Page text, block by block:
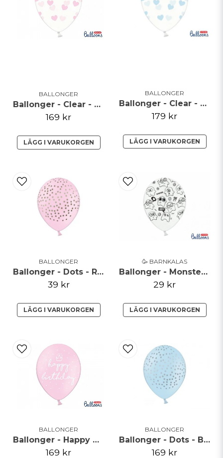
BALLONGER
Ballonger - Clear - Rosa hjärtan - 50-pack
169 kr
LÄGG I VARUKORGEN
BALLONGER
Ballonger - Clear - Blå hjärtan - 50-pack
179 kr
LÄGG I VARUKORGEN
BALLONGER
Ballonger - Dots - Rosa/Guld
39 kr
LÄGG I VARUKORGEN
🥳 BARNKALAS
Ballonger - Monster Party
29 kr
LÄGG I VARUKORGEN
BALLONGER
Ballonger - Happy Birthday - Ljusrosa - 50pack**
169 kr
BALLONGER
Ballonger - Dots - Blå/Silver - 50-pack**
169 kr